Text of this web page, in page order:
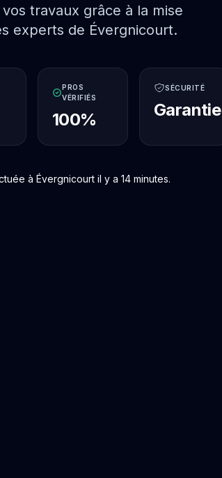
travaux grâce à la mise
experts de Évergnicourt.
PROS
VÉRIFIÉS
100%
SÉCURITÉ
Garantie
à Évergnicourt il y a 14 minutes.